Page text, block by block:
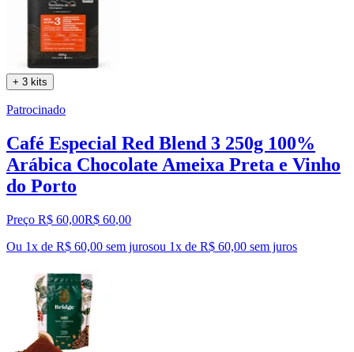
+ 3 kits
Patrocinado
Café Especial Red Blend 3 250g 100%
Arábica Chocolate Ameixa Preta e Vinho
do Porto
Preço R$ 60,00R$ 60,00
Ou 1x de R$ 60,00 sem jurosou 1x de R$ 60,00 sem juros